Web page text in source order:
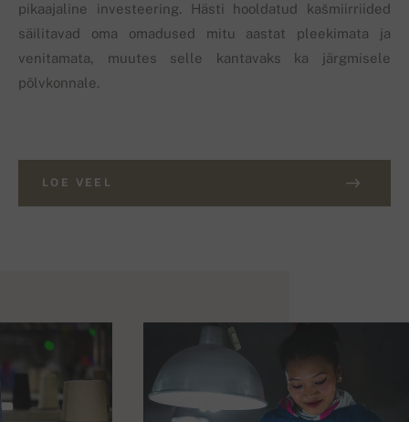
pikaajaline investeering. Hästi hooldatud kašmiirriided
säilitavad oma omadused mitu aastat pleekimata ja
venitamata, muutes selle kantavaks ka järgmisele
põlvkonnale.
LOE VEEL